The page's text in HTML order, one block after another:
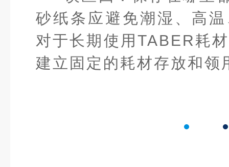
砂纸条应避免潮湿、高
对于长期使用TABER耗
建立固定的耗材存放和领